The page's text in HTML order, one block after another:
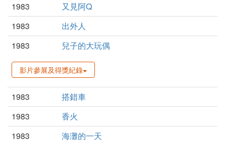
1983
又見阿Q
1983
出外人
1983
兒子的大玩偶
影片參展及得獎紀錄
1983
搭錯車
1983
香火
1983
海灘的一天